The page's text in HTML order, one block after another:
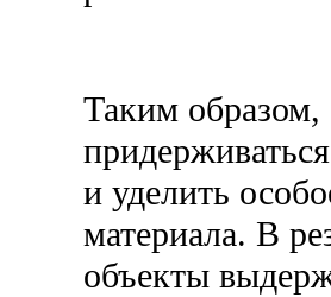
Таким
и уделить
материала. В
объекты